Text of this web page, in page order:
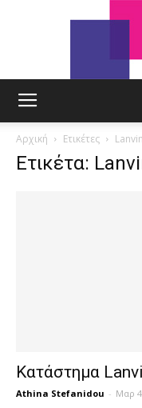
Αρχική Ετικέτες Lanvin
Ετικέτα:
Κατάστημα
Athina Stefanidou - Μαρ